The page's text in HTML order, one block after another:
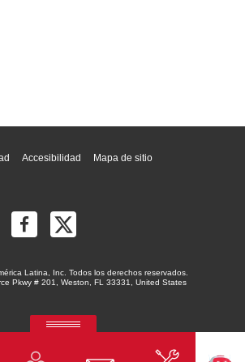
plataforma predictiva de aprobación de crédito con IA
Accesibilidad
Mapa de sitio
Latina, Inc. Todos los derechos reservados.
Pkwy # 201, Weston, FL 33331, United States